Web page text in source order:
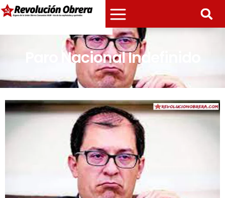
Paro Nacional Indefinido